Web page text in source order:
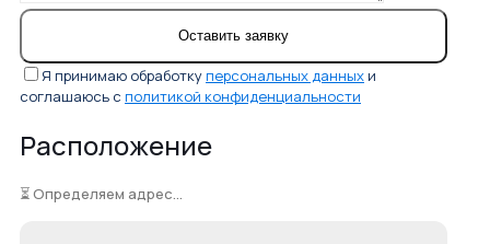
Я принимаю обработкуперсональных данных и
соглашаюсь с политикой конфиденциальности
Расположение
⏳ Определяем адрес...